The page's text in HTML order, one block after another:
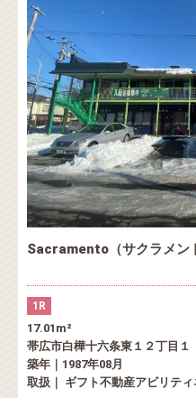
Sacramento（サクラメン
1R
17.01m²
帯広市白樺十六条東１２丁目１
築年｜1987年08月
取扱｜ ギフト不動産アビリテ